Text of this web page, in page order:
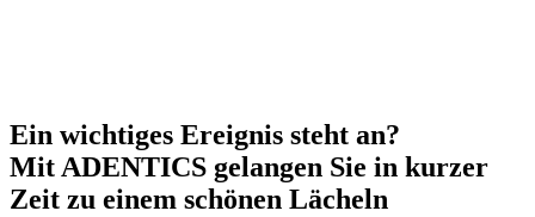
Ein wichtiges Ereignis steht an?
Mit ADENTICS gelangen Sie in kurzer
Zeit zu einem schönen Lächeln